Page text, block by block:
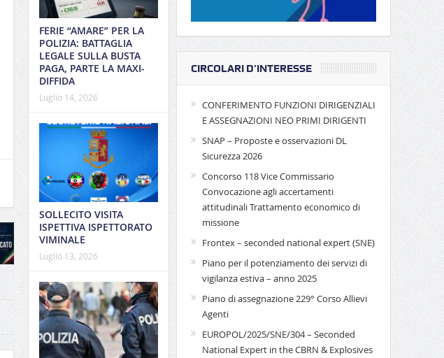
FERIE “AMARE” PER LA
POLIZIA: BATTAGLIA
LEGALE SULLA BUSTA
PAGA, PARTE LA MAXI-
DIFFIDA
Luglio 14, 2026
SOLLECITO VISITA
ISPETTIVA ISPETTORATO
VIMINALE
Luglio 13, 2026
CIRCOLARI D’INTERESSE
CONFERIMENTO FUNZIONI DIRIGENZIALI
E ASSEGNAZIONI NEO PRIMI DIRIGENTI
SNAP – Proposte e osservazioni DL
Sicurezza 2026
Concorso 118 Vice Commissario
Convocazione agli accertamenti
attitudinali Trattamento economico di
missione
Frontex – seconded national expert (SNE)
Piano per il potenziamento dei servizi di
vigilanza estiva – anno 2025
Piano di assegnazione 229° Corso Allievi
Agenti
EUROPOL/2025/SNE/304 – Seconded
National Expert in the CBRN & Explosives